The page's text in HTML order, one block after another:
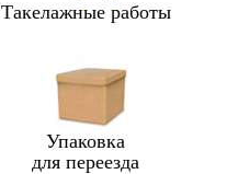
Такелажные работы
Упаковка
для переезда